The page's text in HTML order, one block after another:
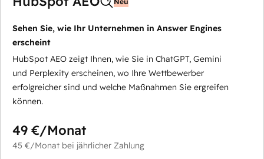
Sehen Sie, wie Ihr Unternehmen in Answer Engines
erscheint
HubSpot AEO zeigt Ihnen, wie Sie in ChatGPT, Gemini
und Perplexity erscheinen, wo Ihre Wettbewerber
erfolgreicher sind und welche Maßnahmen Sie ergreifen
können.
49 €/Monat
45 €/Monat bei jährlicher Zahlung